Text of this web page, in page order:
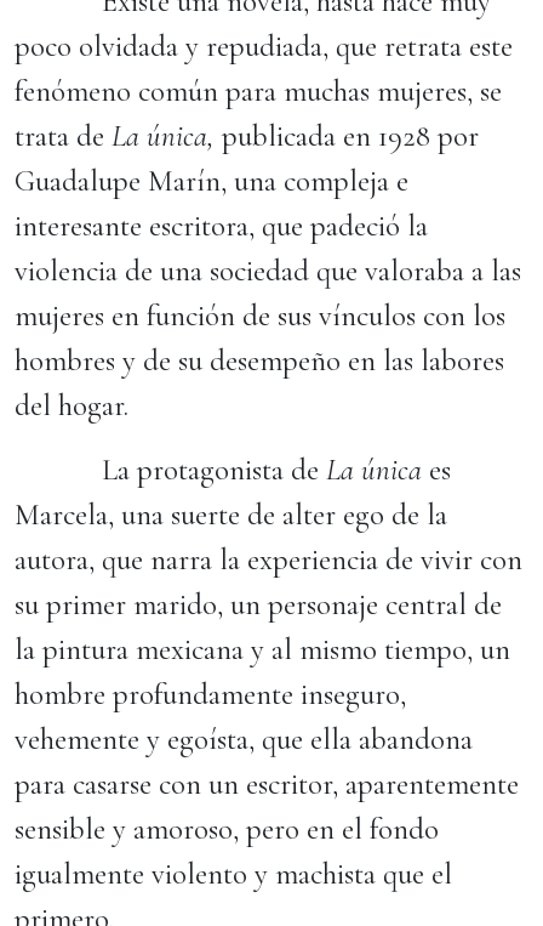
poco olvidada y repudiada, que retrata este
fenómeno común para muchas mujeres, se
trata de La única,publicada en 1928 por
Guadalupe Marín, una compleja e
interesante escritora, que padeció la
violencia de una sociedad que valoraba a las
mujeres en función de sus vínculos con los
hombres y de su desempeño en las labores
del hogar.
La protagonista de La única es
Marcela, una suerte de alter ego de la
autora, que narra la experiencia de vivir con
su primer marido, un personaje central de
la pintura mexicana y al mismo tiempo, un
hombre profundamente inseguro,
vehemente y egoísta, que ella abandona
para casarse con un escritor, aparentemente
sensible y amoroso, pero en el fondo
igualmente violento y machista que el
primero.